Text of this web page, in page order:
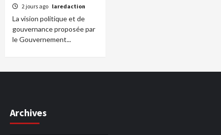
2 jours ago laredaction
La vision politique et de
gouvernance proposée par
le Gouvernement...
Archives